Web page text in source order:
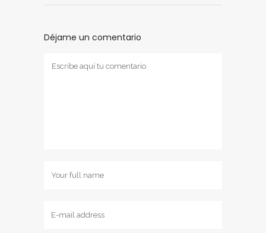
Déjame un comentario